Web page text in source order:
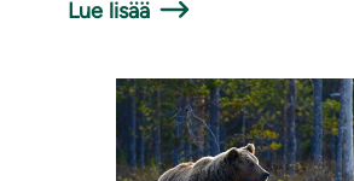
Lue lisää